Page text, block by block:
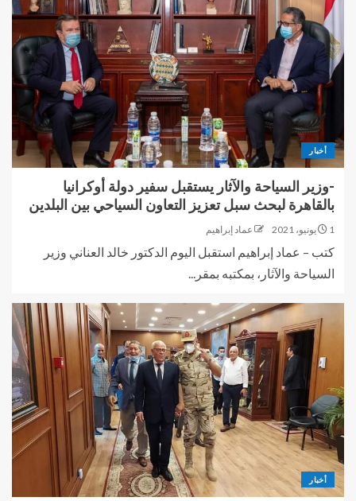
أخبار
-وزير السياحة والآثار يستقبل سفير دولة أوكرانيا
بالقاهرة لبحث سبل تعزيز التعاون السياحي بين البلدين
1 يونيو، 2021 عماد إبراهيم
كتب – عماد إبراهيم استقبل اليوم الدكتور خالد العناني وزير
السياحة والآثار، بمكتبه بمقر...
أخبار